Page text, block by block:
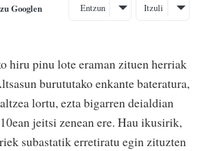
Googlen Entzun Itzuli
hiru pinu lote eraman zituen herriak
burututako enkante bateratura,
lortu, ezta bigarren deialdian
jeitsi zenean ere. Hau ikusirik,
subastatik erretiratu egin zituzten